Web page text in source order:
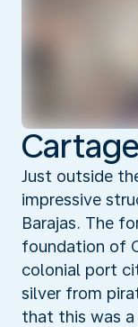
Just outside
impressive
Barajas. The
foundation of
colonial port
silver from
that this was a